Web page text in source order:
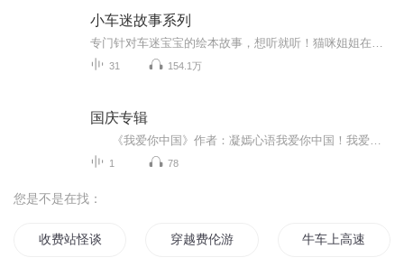
小车迷故事系列
31 154.1万
国庆专辑
1 78
您是不是在找：
收费站怪谈 穿越费伦游记 牛车上高速